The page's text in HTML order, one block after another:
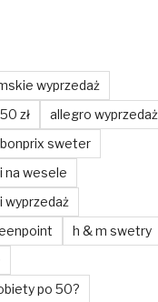
wyprzedaż
zł
allegro wyprzedaż
bonprix sweter
na wesele
wyprzedaż
h & m swetry
po 50?